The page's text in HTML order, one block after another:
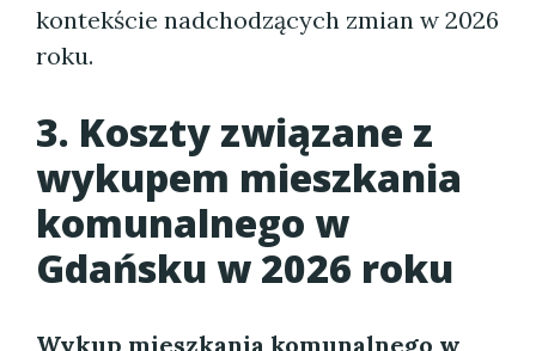
kontekście nadchodzących zmian w 2026
roku.
3. Koszty związane z
wykupem mieszkania
komunalnego w
Gdańsku w 2026 roku
Wykup mieszkania komunalnego w